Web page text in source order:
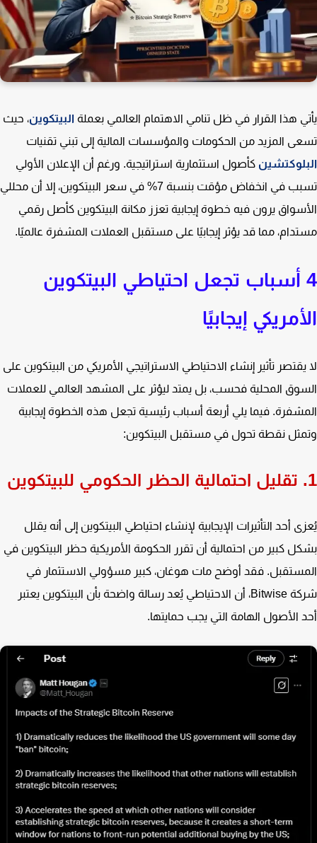
هذا القرار في ظل تنامي الاهتمام العالمي بعملةالبيتكوين، حيث
المزيد من الحكومات والمؤسسات المالية إلى تبني تقنيات
كأصول استثمارية استراتيجية. ورغم أن الإعلان الأولي
تسبب في انخفاض مؤقت بنسبة 7% في سعر البيتكوين، إلا أن محللي
يرون فيه خطوة إيجابية تعزز مكانة البيتكوين كأصل رقمي
مما قد يؤثر إيجابيًا على مستقبل العملات المشفرة عالميًا.
أسباب تجعل احتياطي البيتكوين
إيجابيًا
تأثير إنشاء الاحتياطي الاستراتيجي الأمريكي من البيتكوين على
المحلية فحسب، بل يمتد ليؤثر على المشهد العالمي للعملات
فيما يلي أربعة أسباب رئيسية تجعل هذه الخطوة إيجابية
نقطة تحول في مستقبل البيتكوين:
أحد التأثيرات الإيجابية لإنشاء احتياطي البيتكوين إلى أنه يقلل
كبير من احتمالية أن تقرر الحكومة الأمريكية حظر البيتكوين في
فقد أوضح مات هوغان، كبير مسؤولي الاستثمار في
شركة Bitwise، أن الاحتياطي يُعد رسالة واضحة بأن البيتكوين يعتبر
الأصول الهامة التي يجب حمايتها.